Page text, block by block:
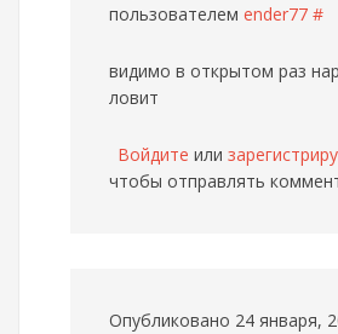
пользователем ender77 #
видимо в открытом раз
ловит
Войдите или
чтобы отправлять
Опубликовано 24 января,